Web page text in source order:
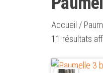
Accueil /
11 résultats
Ce